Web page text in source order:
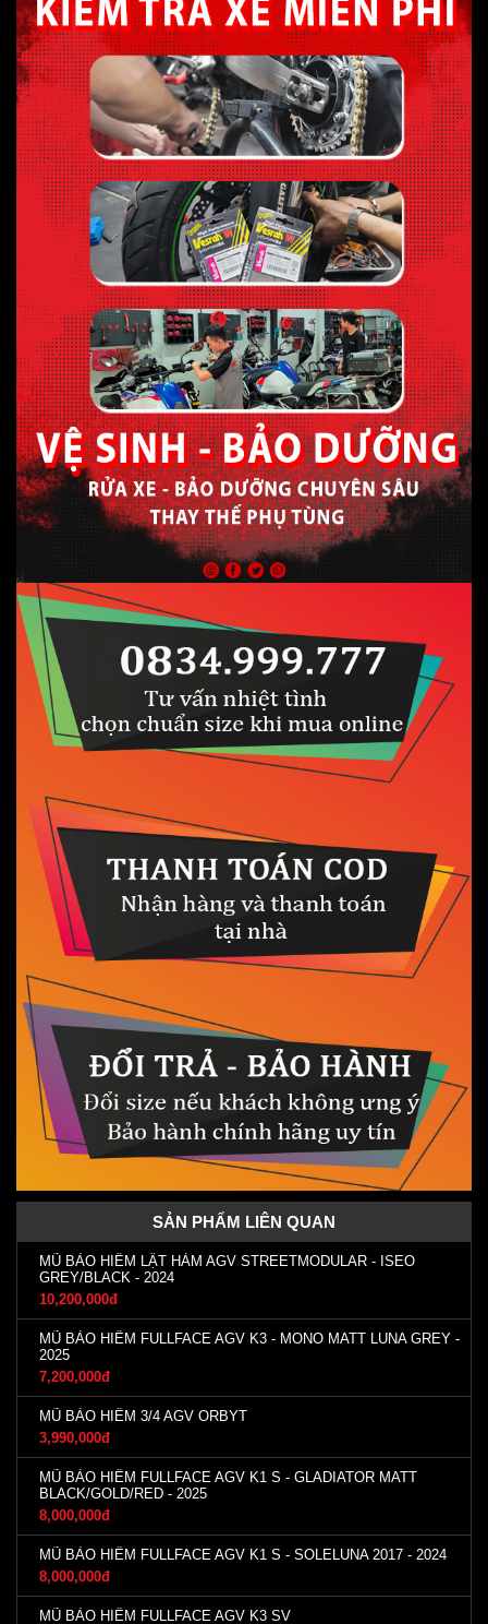
SẢN PHẨM LIÊN QUAN
MŨ BẢO HIỂM LẬT HÀM AGV STREETMODULAR - ISEO
GREY/BLACK - 2024
10,200,000đ
MŨ BẢO HIỂM FULLFACE AGV K3 - MONO MATT LUNA GREY -
2025
7,200,000đ
MŨ BẢO HIỂM 3/4 AGV ORBYT
3,990,000đ
MŨ BẢO HIỂM FULLFACE AGV K1 S - GLADIATOR MATT
BLACK/GOLD/RED - 2025
8,000,000đ
MŨ BẢO HIỂM FULLFACE AGV K1 S - SOLELUNA 2017 - 2024
8,000,000đ
MŨ BẢO HIỂM FULLFACE AGV K3 SV